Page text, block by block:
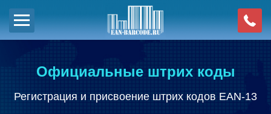
Официальные штрих коды
Регистрация и присвоение штрих кодов EAN-13